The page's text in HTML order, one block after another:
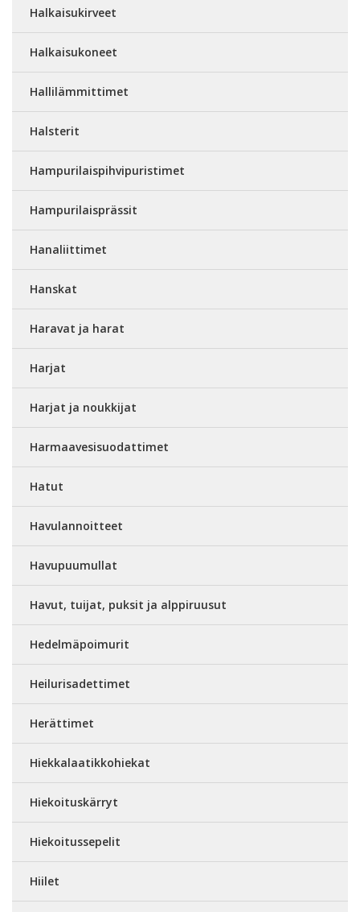
Halkaisukirveet
Halkaisukoneet
Hallilämmittimet
Halsterit
Hampurilaispihvipuristimet
Hampurilaisprässit
Hanaliittimet
Hanskat
Haravat ja harat
Harjat
Harjat ja noukkijat
Harmaavesisuodattimet
Hatut
Havulannoitteet
Havupuumullat
Havut, tuijat, puksit ja alppiruusut
Hedelmäpoimurit
Heilurisadettimet
Herättimet
Hiekkalaatikkohiekat
Hiekoituskärryt
Hiekoitussepelit
Hiilet